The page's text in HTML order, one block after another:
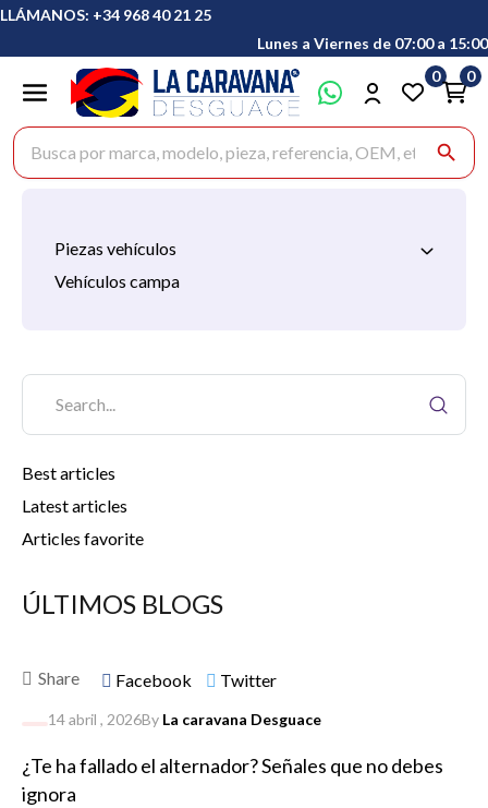
LLÁMANOS: +34 968 40 21 25
Lunes a Viernes de 07:00 a 15:00
Buscar productos
search
0 0
Piezas vehículos
Vehículos campa
Best articles
Latest articles
Articles favorite
ÚLTIMOS BLOGS
Share Facebook Twitter
14 abril , 2026By La caravana Desguace
¿Te ha fallado el alternador? Señales que no debes
ignora